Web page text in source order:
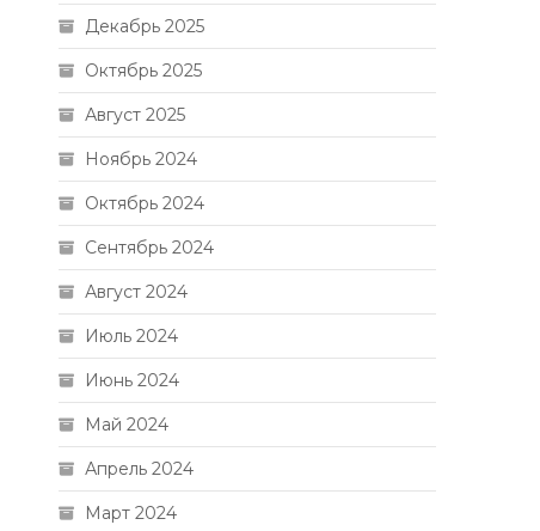
Декабрь 2025
Октябрь 2025
Август 2025
Ноябрь 2024
Октябрь 2024
Сентябрь 2024
Август 2024
Июль 2024
Июнь 2024
Май 2024
Апрель 2024
Март 2024